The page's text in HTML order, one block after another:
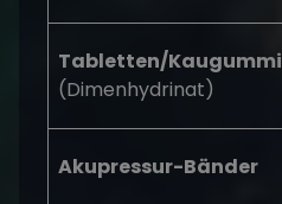
Tabletten/Kaugummi
(Dimenhydrinat)
Akupressur-Bänder